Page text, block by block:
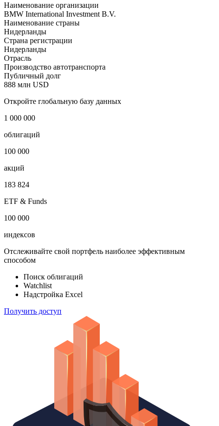
Наименование организации
BMW International Investment B.V.
Наименование страны
Нидерланды
Страна регистрации
Нидерланды
Отрасль
Производство автотранспорта
Публичный долг
888 млн USD
Откройте глобальную базу данных
1 000 000
облигаций
100 000
акций
183 824
ETF & Funds
100 000
индексов
Отслеживайте свой портфель наиболее эффективным
способом
Поиск облигаций
Watchlist
Надстройка Excel
Получить доступ